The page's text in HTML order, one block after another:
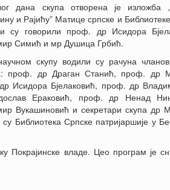
дана скупа отворена је изложба
и Рајићу” Матице српске и
су говорили проф. др Исидора
Симић и мр Душица Грбић.
скупу водили су рачуна
проф. др Драган Станић, проф. др
Исидора Бјелаковић, проф. др
Ераковић, проф. др Ненад
Вукашиновић и секретари скупа др
Српске патријаршије у
Покрајинске владе. Цео програм